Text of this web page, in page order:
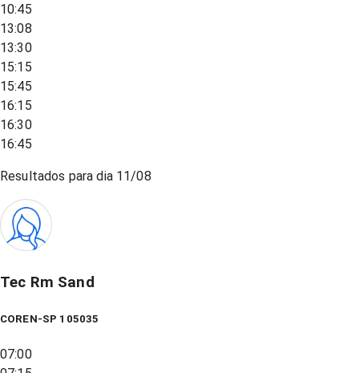
10:45
13:08
13:30
15:15
15:45
16:15
16:30
16:45
Resultados para dia 11/08
Tec Rm Sand
COREN-SP 105035
07:00